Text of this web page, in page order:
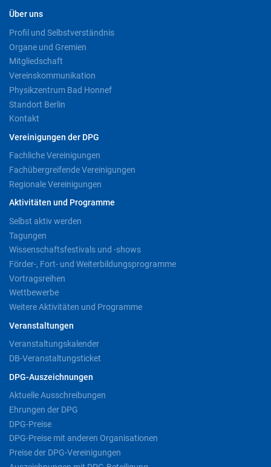
Über uns
Profil und Selbstverständnis
Organe und Gremien
Mitgliedschaft
Vereinskommunikation
Physikzentrum Bad Honnef
Standort Berlin
Kontakt
Vereinigungen der DPG
Fachliche Vereinigungen
Fachübergreifende Vereinigungen
Regionale Vereinigungen
Aktivitäten und Programme
Selbst aktiv werden
Tagungen
Wissenschaftsfestivals und -shows
Förder-, Fort- und Weiterbildungsprogramme
Vortragsreihen
Wettbewerbe
Weitere Aktivitäten und Programme
Veranstaltungen
Veranstaltungskalender
DB-Veranstaltungsticket
DPG-Auszeichnungen
Aktuelle Ausschreibungen
Ehrungen der DPG
DPG-Preise
DPG-Preise mit anderen Organisationen
Preise der DPG-Vereinigungen